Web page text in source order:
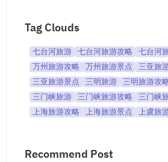
Tag Clouds
七台河旅游 七台河旅游攻略 七台河
万州旅游攻略
万州旅游景点 三亚旅
三亚旅游景点
三明旅游 三明旅游攻
三门峡旅游
三门峡旅游攻略 三门峡
上海旅游攻略
上海旅游景点 上虞旅
Recommend Post